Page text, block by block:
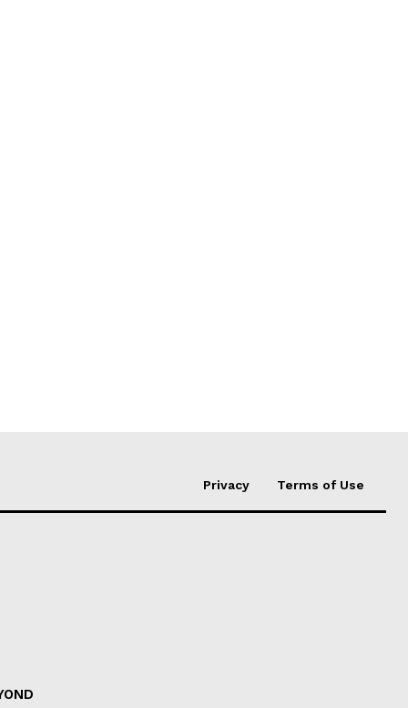
Privacy Terms of Use